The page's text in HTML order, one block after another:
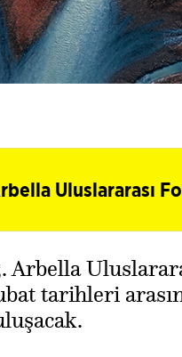
Uluslararası
Arbella
tarihleri